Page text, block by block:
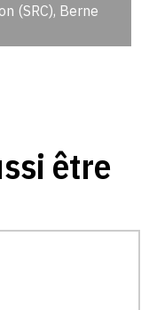
(SRC), Berne
être